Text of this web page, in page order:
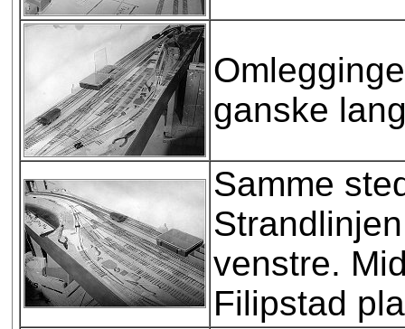
ganske
Samme
venstre.
Filipstad